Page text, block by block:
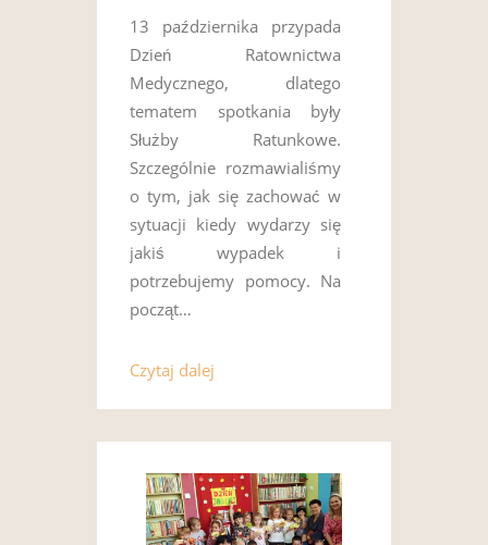
13 października przypada
Dzień Ratownictwa
Medycznego, dlatego
tematem spotkania były
Służby Ratunkowe.
Szczególnie rozmawialiśmy
o tym, jak się zachować w
sytuacji kiedy wydarzy się
jakiś wypadek i
potrzebujemy pomocy. Na
począt…
Czytaj dalej